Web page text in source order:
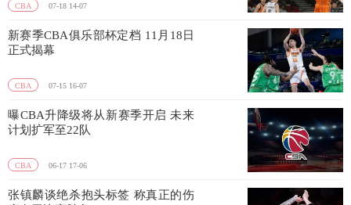
CBA 07-18 14-07
新赛季CBA俱乐部杯定档 11月18日
正式揭幕
CBA 07-15 16-07
曝CBA升降级将从新赛季开启 未来
计划扩军至22队
CBA 06-17 17-06
张镇麟谈绝杀抱头标签 称真正的伤